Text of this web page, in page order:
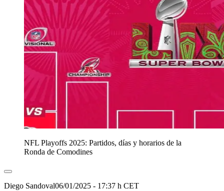
NFL Playoffs 2025: Partidos, días y horarios de la
Ronda de Comodines
Diego Sandoval06/01/2025 - 17:37 h CET